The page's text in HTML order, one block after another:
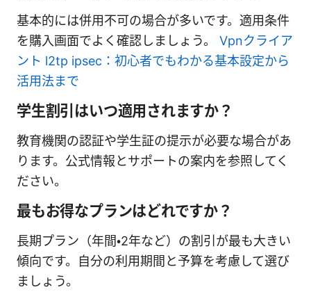
基本的には併用不可の場合が多いです。適用条件
を購入画面でよく確認しましょう。 Vpnクライア
ント l2tp ipsec：初心者でもわかる基本設定から
活用法まで
学生割引はいつ適用されますか？
教育機関の認証や学生証の提示が必要な場合があ
ります。公式情報とサポートの案内を参照してく
ださい。
最もお得なプランはどれですか？
長期プラン（年間・2年など）の割引が最も大きい
傾向です。自分の利用期間と予算を考慮して選び
ましょう。